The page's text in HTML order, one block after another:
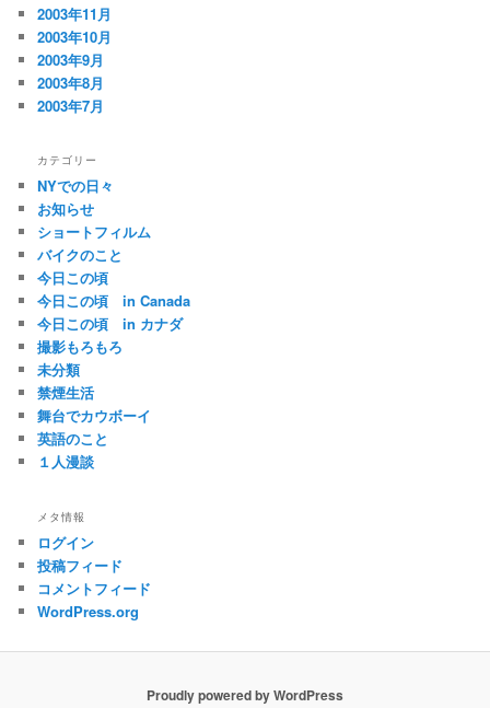
2003年11月
2003年10月
2003年9月
2003年8月
2003年7月
カテゴリー
NYでの日々
お知らせ
ショートフィルム
バイクのこと
今日この頃
今日この頃 in Canada
今日この頃 in カナダ
撮影もろもろ
未分類
禁煙生活
舞台でカウボーイ
英語のこと
１人漫談
メタ情報
ログイン
投稿フィード
コメントフィード
WordPress.org
Proudly powered by WordPress